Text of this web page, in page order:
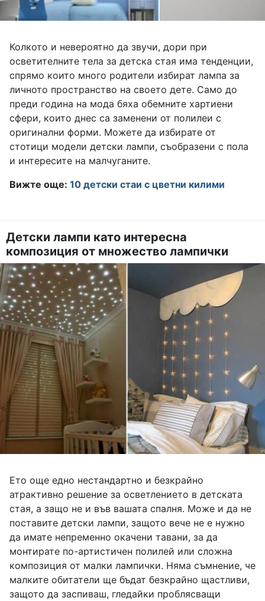
Колкото и невероятно да звучи, дори при
осветителните тела за детска стая има тенденции,
спрямо които много родители избират лампа за
личното пространство на своето дете. Само до
преди година на мода бяха обемните хартиени
сфери, които днес са заменени от полилеи с
оригинални форми. Можете да избирате от
стотици модели детски лампи, съобразени с пола
и интересите на малчуганите.
Вижте още: 10 детски стаи с цветни килими
Детски лампи като интересна
композиция от множество лампички
Ето още едно нестандартно и безкрайно
атрактивно решение за осветлението в детската
стая, а защо не и във вашата спалня. Може и да не
поставите детски лампи, защото вече не е нужно
да имате непременно окачени тавани, за да
монтирате по-артистичен полилей или сложна
композиция от малки лампички. Няма съмнение, че
малките обитатели ще бъдат безкрайно щастливи,
защото да заспиваш, гледайки проблясващи